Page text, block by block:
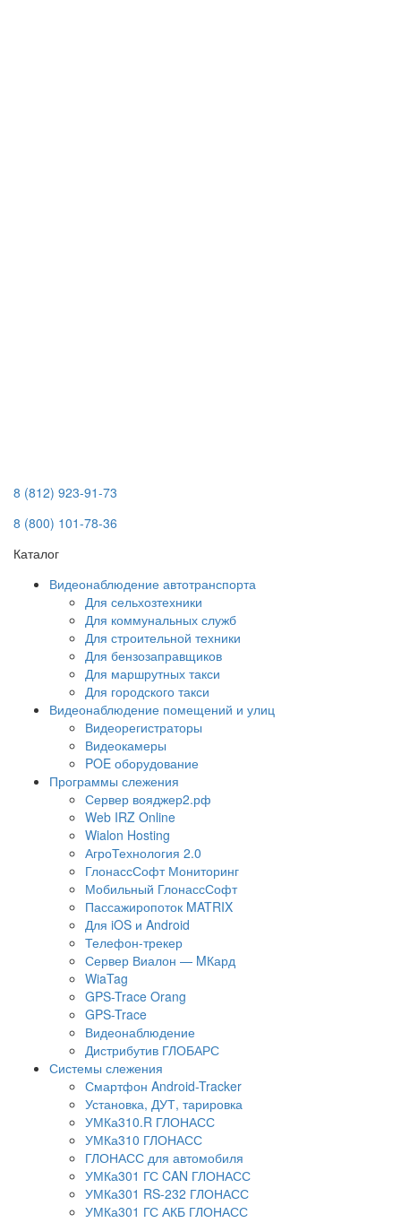
8 (812) 923-91-73
8 (800) 101-78-36
Каталог
Видеонаблюдение автотранспорта
Для сельхозтехники
Для коммунальных служб
Для строительной техники
Для бензозаправщиков
Для маршрутных такси
Для городского такси
Видеонаблюдение помещений и улиц
Видеорегистраторы
Видеокамеры
POE оборудование
Программы слежения
Сервер вояджер2.рф
Web IRZ Online
Wialon Hosting
АгроТехнология 2.0
ГлонассСофт Мониторинг
Мобильный ГлонассСофт
Пассажиропоток MATRIX
Для iOS и Android
Телефон-трекер
Сервер Виалон — MКард
WiaTag
GPS-Trace Orang
GPS-Trace
Видеонаблюдение
Дистрибутив ГЛОБАРС
Системы слежения
Смартфон Android-Tracker
Установка, ДУТ, тарировка
УМКа310.R ГЛОНАСС
УМКа310 ГЛОНАСС
ГЛОНАСС для автомобиля
УМКа301 ГС CAN ГЛОНАСС
УМКа301 RS-232 ГЛОНАСС
УМКа301 ГС АКБ ГЛОНАСС